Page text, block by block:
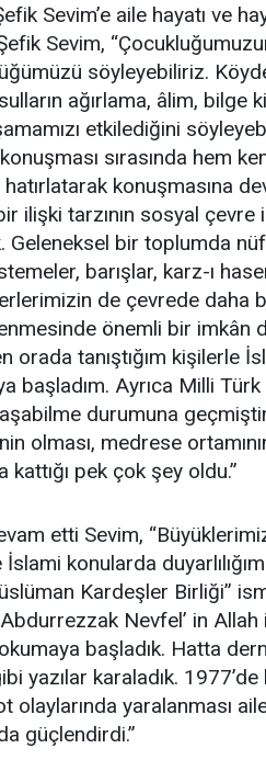
Sevim’e aile hayatı ve
Sevim,
söyleyebiliriz.
ağırlama, âlim, bilge
etkilediğini
sırasında hem
konuşmasına
ilişki tarzının sosyal
Geleneksel bir toplumda
barışlar, karz-ı
de çevrede daha
önemli bir imkân
orada tanıştığım kişilerle
başladım. Ayrıca Milli
durumuna
olması, medrese
pek çok şey oldu.”
etti Sevim,
konularda
Kardeşler Birliği”
Nevfel’ in Allah
başladık. Hatta
yazılar karaladık.
olaylarında yaralanması
güçlendirdi.”